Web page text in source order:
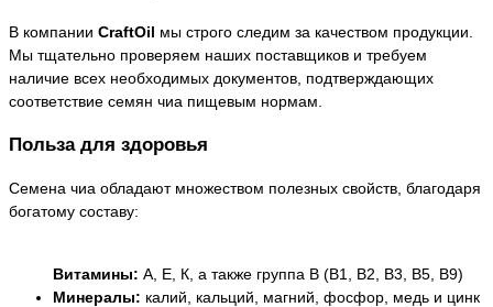
В компании CraftOil мы строго следим за качеством продукции.
Мы тщательно проверяем наших поставщиков и требуем
наличие всех необходимых документов, подтверждающих
соответствие семян чиа пищевым нормам.
Польза для здоровья
Семена чиа обладают множеством полезных свойств, благодаря
богатому составу:
Витамины: A, E, К, а также группа B (B1, B2, B3, B5, B9)
Минералы: калий, кальций, магний, фосфор, медь и цинк